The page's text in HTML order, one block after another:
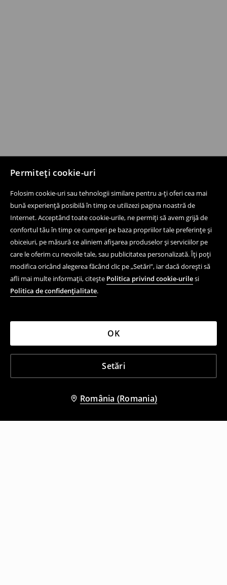
Permiteți cookie-uri
Folosim cookie-uri sau tehnologii similare pentru a-ți oferi cea mai
bună experiență posibilă în timp ce utilizezi pagina noastră de
Internet. Acceptând toate cookie-urile, ne permiți să avem grijă de
confortul tău în timp ce cumperi pe baza propriilor tale preferințe și
obiceiuri, pe măsură ce aliniem afișarea produselor și serviciilor pe
care le oferim cu nevoile tale, sau publicitatea personalizată. Îți poți
modifica oricând alegerea făcând clic pe „Setări”, iar dacă dorești să
afli mai multe informații, citește Politica privind cookie-urilesi
Politica de confidențialitate.
Setări
OK
România (Romania)